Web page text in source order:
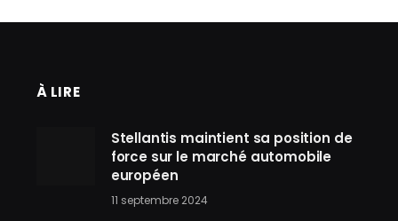
À LIRE
Stellantis maintient sa position de
force sur le marché automobile
européen
11 septembre 2024